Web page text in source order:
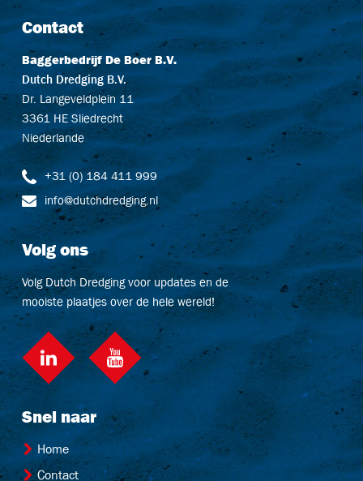
Contact
Baggerbedrijf De Boer B.V.
Dutch Dredging B.V.
Dr. Langeveldplein 11
3361 HE Sliedrecht
Niederlande
+31 (0) 184 411 999
info@dutchdredging.nl
Volg ons
Volg Dutch Dredging voor updates en de
mooiste plaatjes over de hele wereld!
LinkedIn social::youtube
Snel naar
Home
Contact